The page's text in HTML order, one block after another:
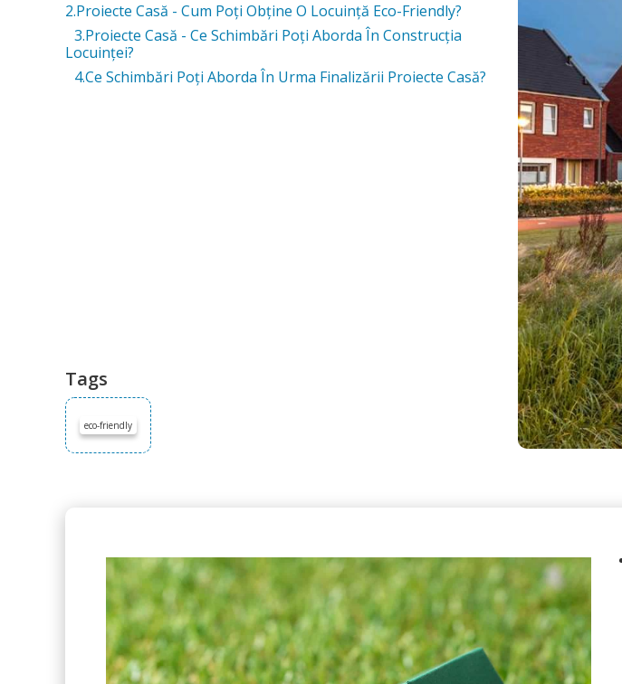
2.Proiecte Casă - Cum Poți Obține O Locuință Eco-Friendly?
3.Proiecte Casă - Ce Schimbări Poți Aborda În Construcția
Locuinței?
4.Ce Schimbări Poți Aborda În Urma Finalizării Proiecte Casă?
Tags
eco-friendly